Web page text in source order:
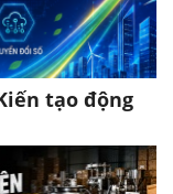
tạo động